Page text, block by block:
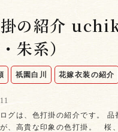
の紹介
朱系）
祇園白川 花嫁衣装の紹介
グは、色打掛の紹介です。
、高貴な印象の色打掛。 桜